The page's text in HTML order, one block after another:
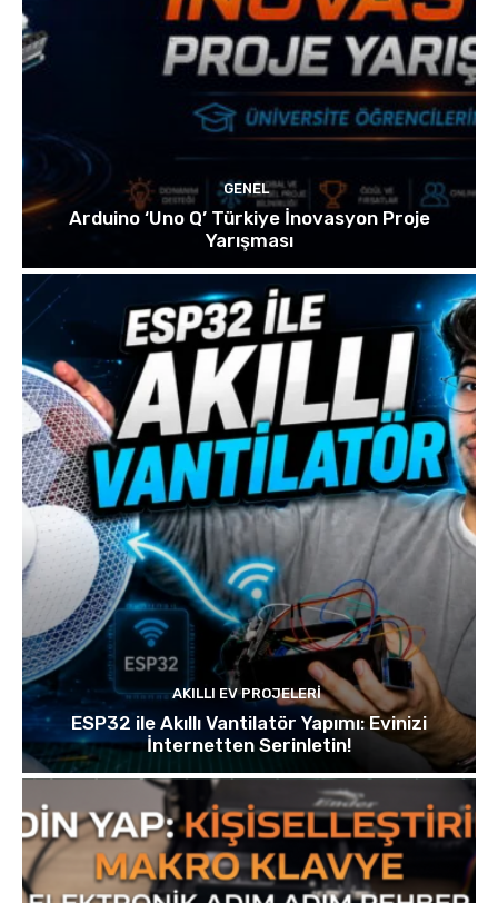
GENEL
Arduino ‘Uno Q’ Türkiye İnovasyon Proje
Yarışması
AKILLI EV PROJELERI
ESP32 ile Akıllı Vantilatör Yapımı: Evinizi
İnternetten Serinletin!